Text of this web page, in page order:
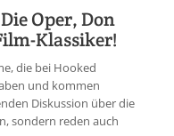
Oper, Don
Klassiker!
die bei Hooked
und kommen
Diskussion über die
sondern reden auch